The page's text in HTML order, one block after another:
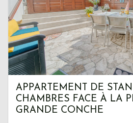
APPARTEMENT DE
CHAMBRES FACE À LA
GRANDE CONCHE